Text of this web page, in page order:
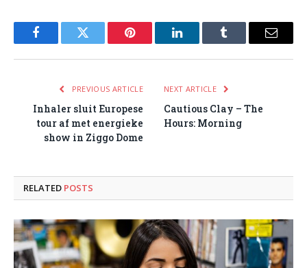
FacebookTwitter Pinterest LinkedInTumblr Email
PREVIOUS ARTICLE
Inhaler sluit Europese
tour af met energieke
show in Ziggo Dome
NEXT ARTICLE
Cautious Clay – The
Hours: Morning
RELATED POSTS